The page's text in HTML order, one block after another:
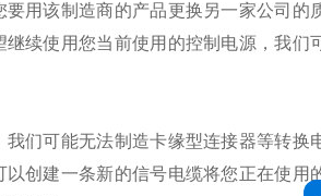
要用该制造商的产品更换另一家公司的
继续使用您当前使用的控制电源，我们
我们可能无法制造卡缘型连接器等转换
以创建一条新的信号电缆将您正在使用